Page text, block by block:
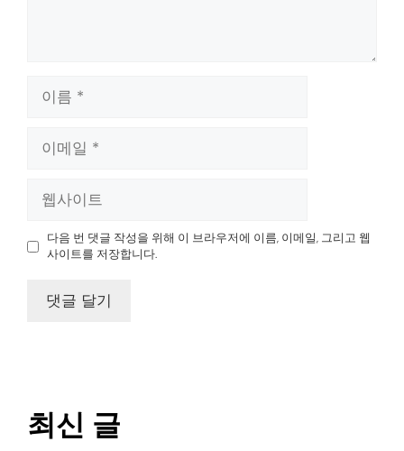
다음 번 댓글 작성을 위해 이 브라우저에 이름, 이메일, 그리고 웹
사이트를 저장합니다.
최신 글